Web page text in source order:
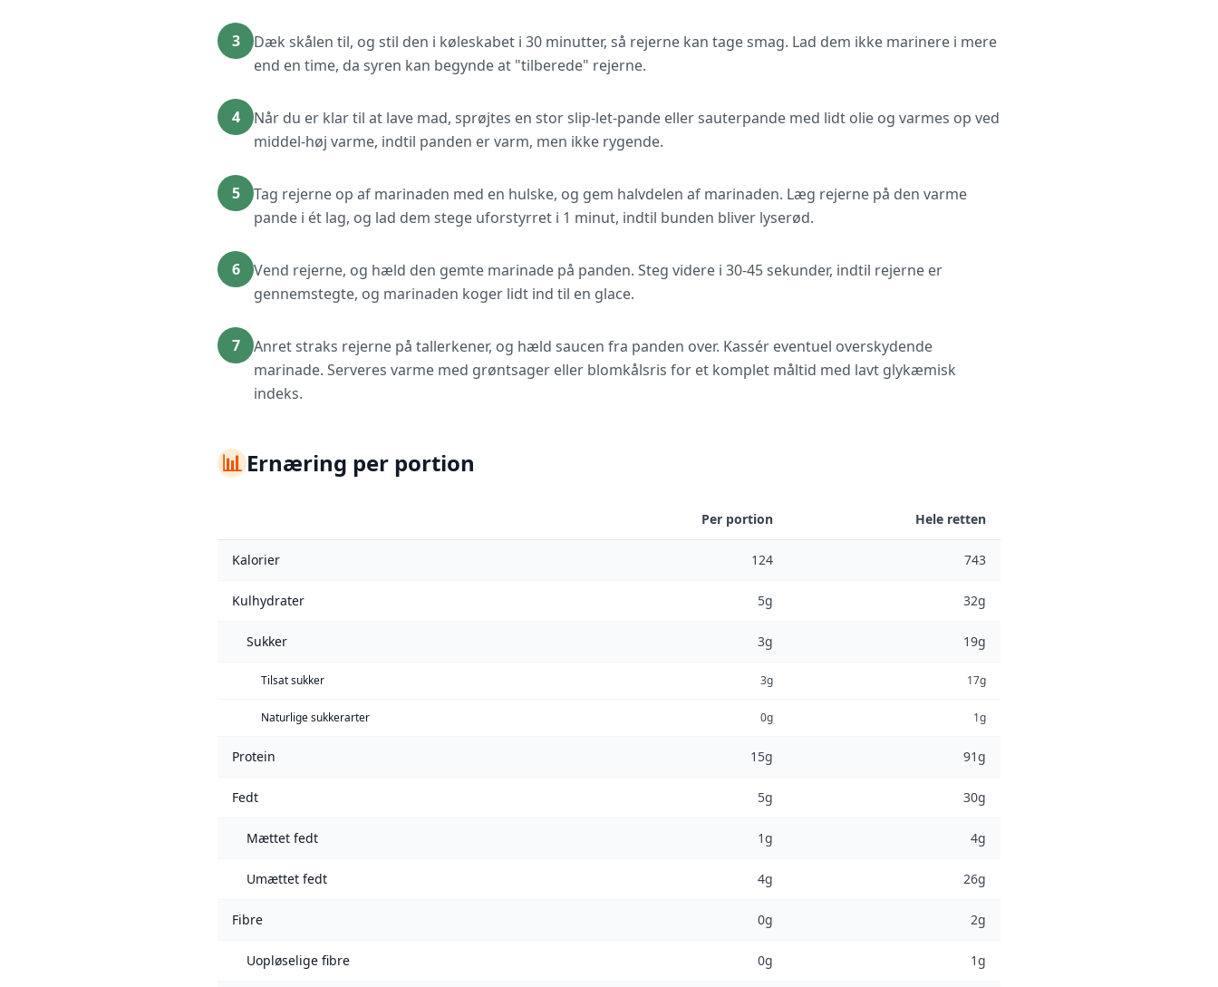
3
Dæk skålen til, og stil den i køleskabet i 30 minutter, så rejerne kan tage smag. Lad dem ikke marinere i mere
end en time, da syren kan begynde at "tilberede" rejerne.
4
Når du er klar til at lave mad, sprøjtes en stor slip-let-pande eller sauterpande med lidt olie og varmes op ved
middel-høj varme, indtil panden er varm, men ikke rygende.
5
Tag rejerne op af marinaden med en hulske, og gem halvdelen af marinaden. Læg rejerne på den varme
pande i ét lag, og lad dem stege uforstyrret i 1 minut, indtil bunden bliver lyserød.
6
Vend rejerne, og hæld den gemte marinade på panden. Steg videre i 30-45 sekunder, indtil rejerne er
gennemstegte, og marinaden koger lidt ind til en glace.
7
Anret straks rejerne på tallerkener, og hæld saucen fra panden over. Kassér eventuel overskydende
marinade. Serveres varme med grøntsager eller blomkålsris for et komplet måltid med lavt glykæmisk
indeks.
📊Ernæring per portion
Per portion Hele retten
Kalorier 124 743
Kulhydrater 5g 32g
Sukker 3g 19g
Tilsat sukker 3g 17g
Naturlige sukkerarter 0g 1g
Protein 15g 91g
Fedt 5g 30g
Mættet fedt 1g 4g
Umættet fedt 4g 26g
Fibre 0g 2g
Uopløselige fibre 0g 1g